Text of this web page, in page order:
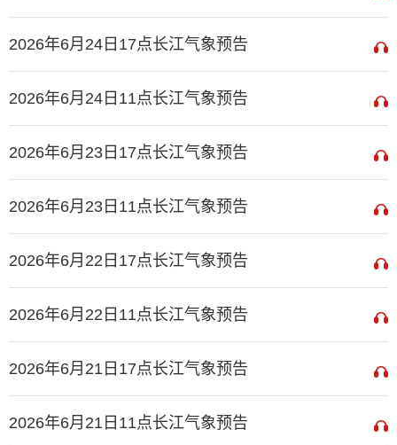
2026年6月24日17点长江气象预告
2026年6月24日11点长江气象预告
2026年6月23日17点长江气象预告
2026年6月23日11点长江气象预告
2026年6月22日17点长江气象预告
2026年6月22日11点长江气象预告
2026年6月21日17点长江气象预告
2026年6月21日11点长江气象预告